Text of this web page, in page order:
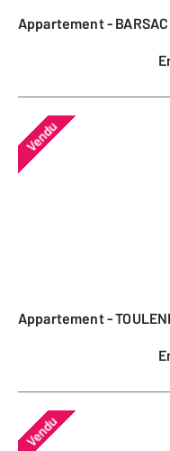
Appartement -
Vendu
Appartement -
Vendu